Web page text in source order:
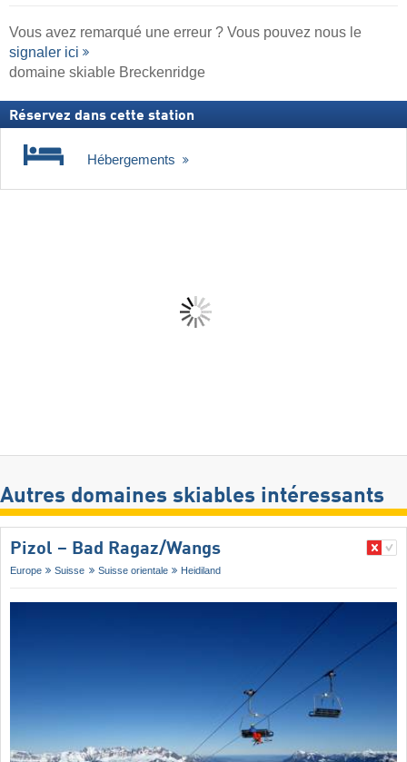
Vous avez remarqué une erreur ? Vous pouvez nous le
signaler ici
domaine skiable Breckenridge
Réservez dans cette station
Hébergements
Autres domaines skiables intéressants
Pizol – Bad Ragaz/​Wangs
Europe Suisse Suisse orientale Heidiland